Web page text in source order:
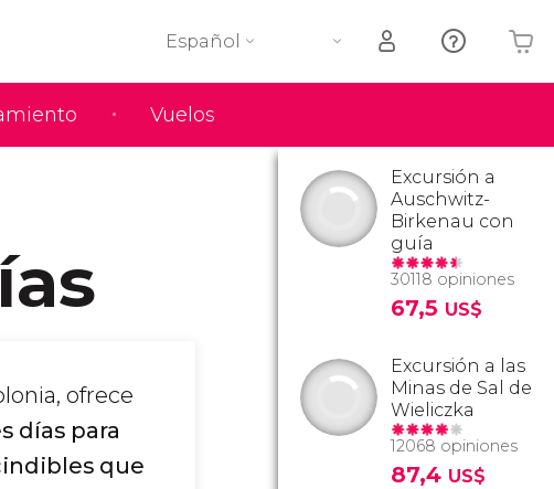
Vuelos
Español
ofrece
días para
que
Excursión a
Auschwitz-
Birkenau con
guía
30118 opiniones
67,5 US$
Excursión a las
Minas de Sal de
Wieliczka
12068 opiniones
87,4 US$